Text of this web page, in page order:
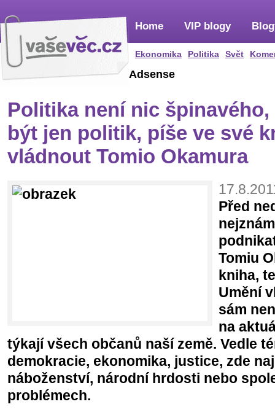
Home
Ekonomika Politika Svět
VIP blogy
Adsense
Politika není nic
být jen politik, píše ve své
vládnout Tomio Okamura
Před
Tomiu
kniha,
Umění
sám
na
týkají všech občanů naší země. Vedle
demokracie, ekonomika, justice, zde
náboženství, národní hrdosti nebo
problémech.